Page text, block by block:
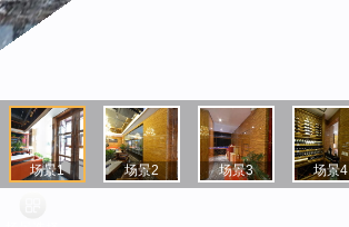
场景1 场景2 场景3 场景4